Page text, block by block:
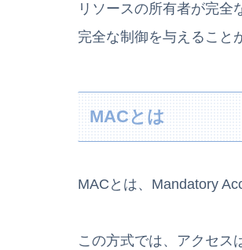
リソースの所有者が完全
完全な制御を与えること
MACとは
MACとは、Mandatory
この方式では、アクセス